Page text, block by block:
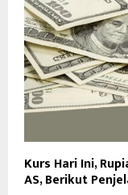
Kurs Hari Ini,
AS, Berikut